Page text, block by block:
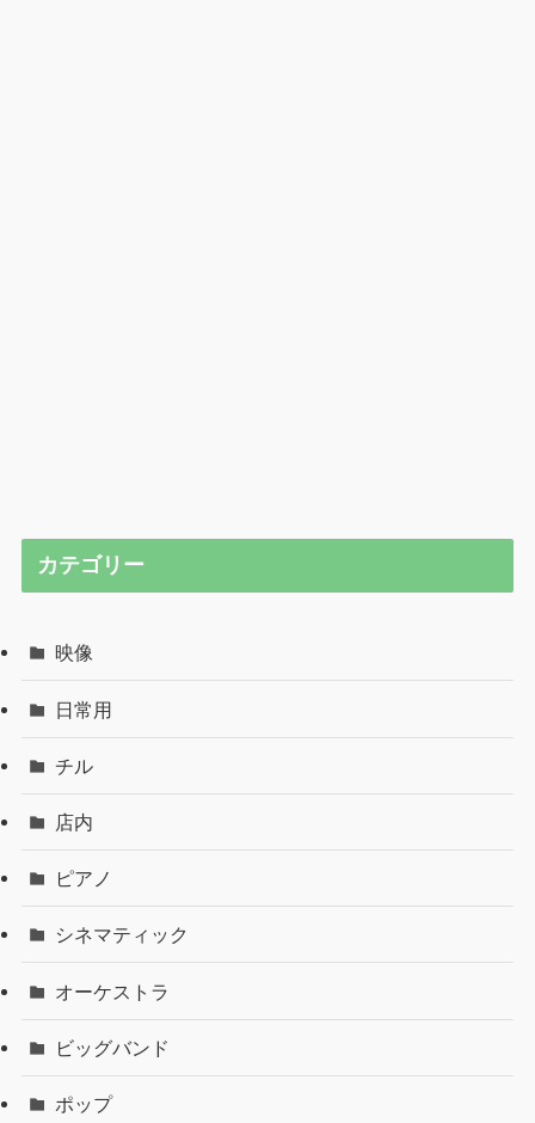
カテゴリー
映像
日常用
チル
店内
ピアノ
シネマティック
オーケストラ
ビッグバンド
ポップ